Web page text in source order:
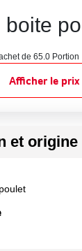
boite
de 65.0 Portion
Afficher le prix
et origine